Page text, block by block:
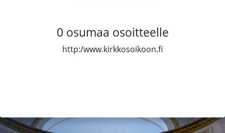
0 osumaa osoitteelle
http:/www.kirkkosoikoon.fi